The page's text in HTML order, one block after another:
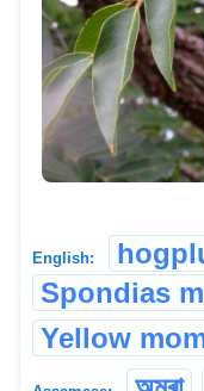
English:
Spondias
Yellow